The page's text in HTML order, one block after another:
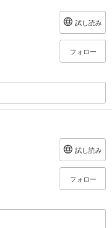
試し読み
フォロー
試し読み
フォロー